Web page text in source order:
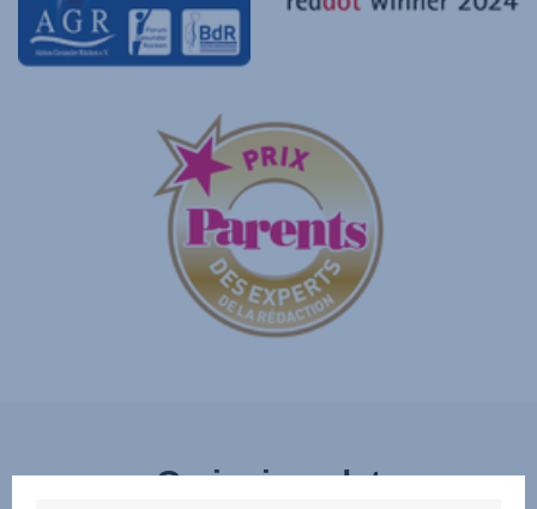
Ominaisuudet